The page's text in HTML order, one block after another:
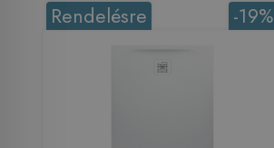
-19%
Rendelésre